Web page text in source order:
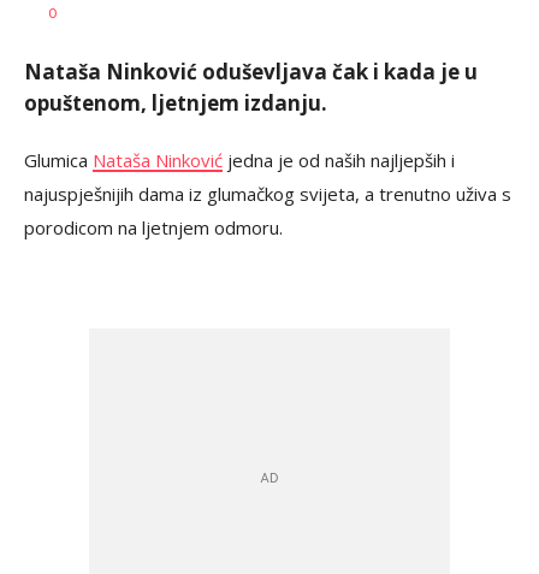
AUTOR
0
Nataša Ninković oduševljava čak i kada je u
opuštenom, ljetnjem izdanju.
Glumica Nataša Ninković jedna je od naših najljepših i
najuspješnijih dama iz glumačkog svijeta, a trenutno uživa s
porodicom na ljetnjem odmoru.